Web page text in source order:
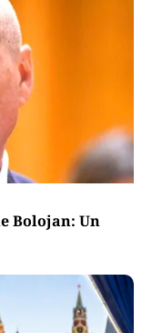
americani de
Noul
de milioane de